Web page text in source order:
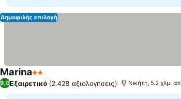
Δημοφιλής επιλογή
Marina2 Αστέρια
9,0Εξαιρετικό (2.428 αξιολογήσεις) Νικήτη, 5.2 χλμ.